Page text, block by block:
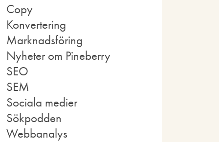
Copy
Konvertering
Marknadsföring
Nyheter om Pineberry
SEO
SEM
Sociala medier
Sökpodden
Webbanalys